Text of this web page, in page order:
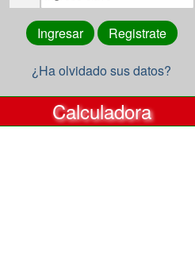
¿Ha olvidado sus datos?
Calculadora